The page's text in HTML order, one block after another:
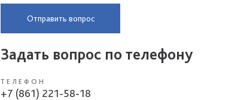
Отправить вопрос
Задать вопрос по телефону
ТЕЛЕФОН
+7 (861) 221-58-18